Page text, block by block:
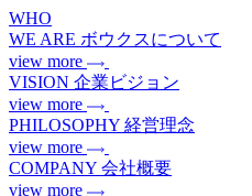
WHO
WE ARE ボウクスについて
view more
VISION 企業ビジョン
view more
PHILOSOPHY 経営理念
view more
COMPANY 会社概要
view more